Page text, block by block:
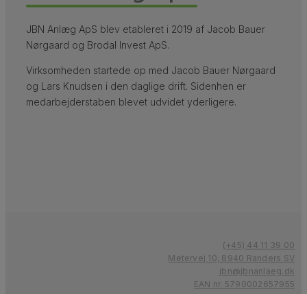
JBN Anlæg ApS blev etableret i 2019 af Jacob Bauer
Nørgaard og Brodal Invest ApS.
Virksomheden startede op med Jacob Bauer Nørgaard
og Lars Knudsen i den daglige drift. Sidenhen er
medarbejderstaben blevet udvidet yderligere.
(+45) 44 11 39 00
Metervej 10, 8940 Randers SV
jbn@jbnanlaeg.dk
EAN nr. 5790002657955